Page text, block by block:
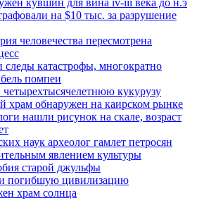
кувшин для вина iv-iii века до н.э
на $10 тыс. за разрушение
человечества пересмотрена
катастрофы, многократно
помпеи
четырехтысячелетнюю кукурузу
храм обнаружен на каирском рынке
нашли рисунок на скале, возраст
наук археолог гамлет петросян
явлением культуры
старой джульфы
погибшую цивилизацию
храм солнца